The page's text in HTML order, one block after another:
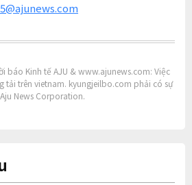
báo Kinh tế AJU & www.ajunews.com: Việc
tải trên vietnam. kyungjeilbo.com phải có sự
News Corporation.